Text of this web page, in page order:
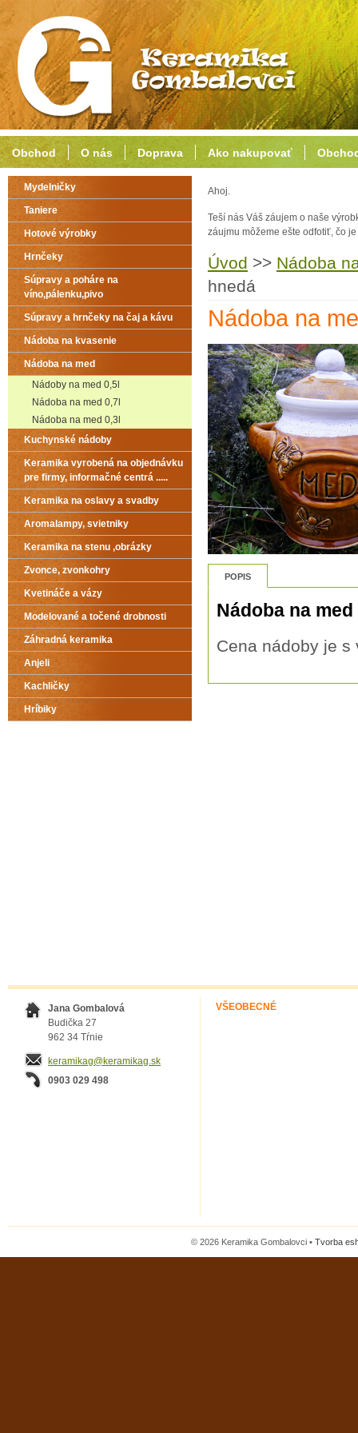
Ahoj.
Teší nás Váš záujem o naše
záujmu môžeme ešte odfotiť, čo
Úvod >> Nádoba
hnedá
Nádoba na
POPIS
Nádoba na
Cena nádoby je s
Mydelničky
Taniere
Hotové výrobky
Hrnčeky
Súpravy a poháre na
víno,pálenku,pivo
Súpravy a hrnčeky na čaj a kávu
Nádoba na kvasenie
Nádoba na med
Nádoby na med 0,5l
Nádoba na med 0,7l
Nádoba na med 0,3l
Kuchynské nádoby
Keramika vyrobená na objednávku
pre firmy, informačné centrá .....
Keramika na oslavy a svadby
Aromalampy, svietniky
Keramika na stenu ,obrázky
Zvonce, zvonkohry
Kvetináče a vázy
Modelované a točené drobnosti
Záhradná keramika
Anjeli
Kachličky
Hríbiky
Jana Gombalová
Budička 27
962 34 Tŕnie
keramikag@keramikag.sk
0903 029 498
VŠEOBECNÉ
© 2026 Keramika Gombalovci • Tvorba
Obchod O nás Doprava Ako nakupovať